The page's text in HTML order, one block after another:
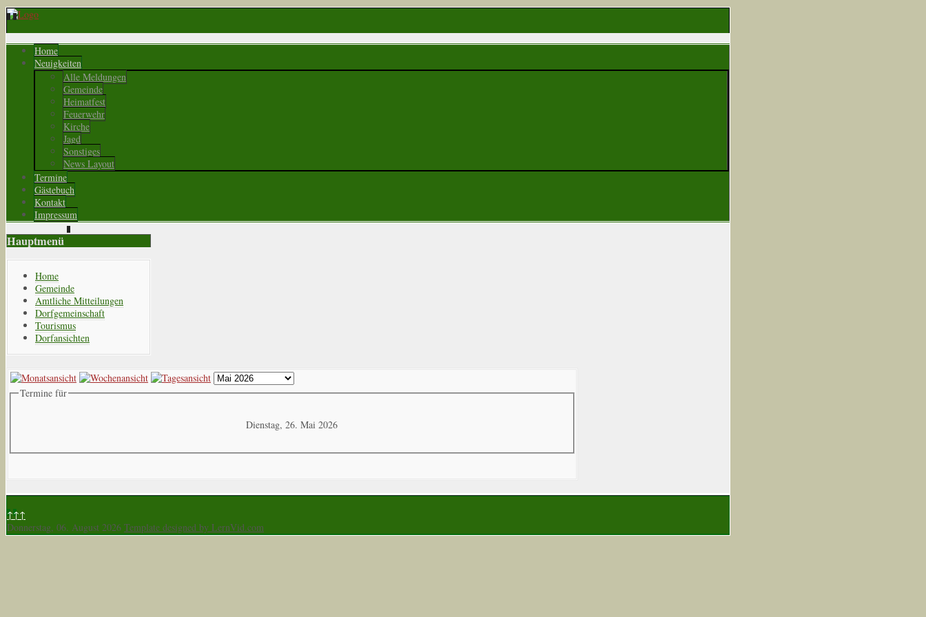
Home
Neuigkeiten
Alle Meldungen
Gemeinde
Heimatfest
Feuerwehr
Kirche
Jagd
Sonstiges
News Layout
Termine
Gästebuch
Kontakt
Impressum
Hauptmenü
Home
Gemeinde
Amtliche Mitteilungen
Dorfgemeinschaft
Tourismus
Dorfansichten
Termine für
Dienstag, 26. Mai 2026
↑↑↑
Donnerstag, 06. August 2026 Template designed by LernVid.com